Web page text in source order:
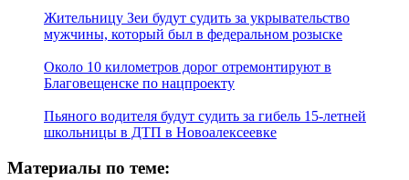
Жительницу Зеи будут судить за укрывательство
мужчины, который был в федеральном розыске
Около 10 километров дорог отремонтируют в
Благовещенске по нацпроекту
Пьяного водителя будут судить за гибель 15-летней
школьницы в ДТП в Новоалексеевке
Материалы по теме: